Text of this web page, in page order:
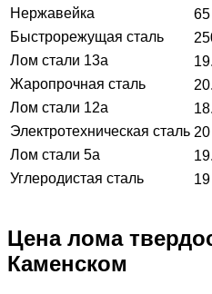
Нержавейка
65
Быстрорежущая сталь
Лом стали 13а
Жаропрочная сталь
Лом стали 12а
Электротехническая сталь 20
Лом стали 5а
Углеродистая сталь
19
Цена лома
Каменском